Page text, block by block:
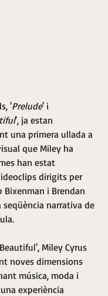
'Prelude' i
', ja estan
una primera ullada a
que Miley ha
han estat
dirigits per
Bixenman i Brendan
narrativa de
Miley Cyrus
noves dimensions
música, moda i
experiència